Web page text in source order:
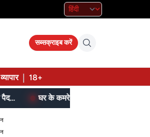
सब्सक्राइब करें
व्यापार 18+
के कमरे में मिला शव, फंदे से उतारने तक थम चुकी